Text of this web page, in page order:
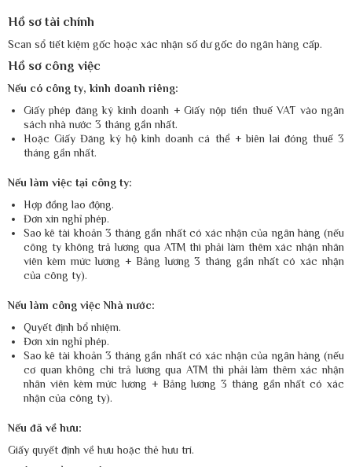
Hồ sơ tài chính
Scan sổ tiết kiệm gốc hoặc xác nhận số dư gốc do ngân hàng cấp.
Hồ sơ công việc
Nếu có công ty, kinh doanh riêng:
Giấy phép đăng ký kinh doanh + Giấy nộp tiền thuế VAT vào ngân
sách nhà nước 3 tháng gần nhất.
Hoặc Giấy Đăng ký hộ kinh doanh cá thể + biên lai đóng thuế 3
tháng gần nhất.
Nếu làm việc tại công ty:
Hợp đồng lao động.
Đơn xin nghỉ phép.
Sao kê tài khoản 3 tháng gần nhất có xác nhận của ngân hàng (nếu
công ty không trả lương qua ATM thì phải làm thêm xác nhận nhân
viên kèm mức lương + Bảng lương 3 tháng gần nhất có xác nhận
của công ty).
Nếu làm công việc Nhà nước:
Quyết định bổ nhiệm.
Đơn xin nghỉ phép.
Sao kê tài khoản 3 tháng gần nhất có xác nhận của ngân hàng (nếu
cơ quan không chi trả lương qua ATM thì phải làm thêm xác nhận
nhân viên kèm mức lương + Bảng lương 3 tháng gần nhất có xác
nhận của công ty).
Nếu đã về hưu:
Giấy quyết định về hưu hoặc thẻ hưu trí.